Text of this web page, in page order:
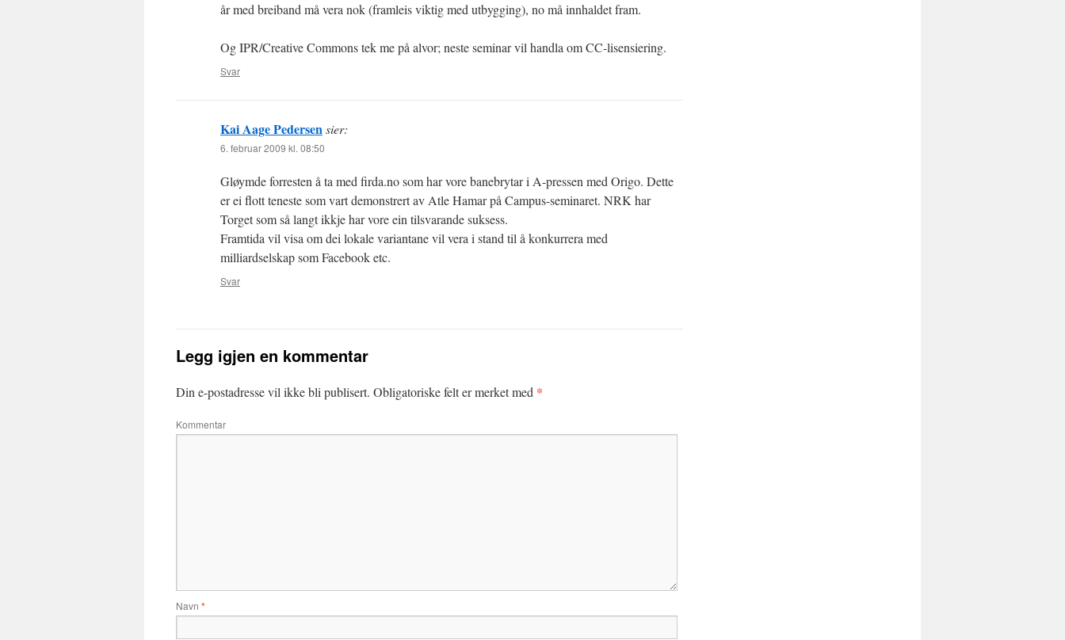
år med breiband må vera nok (framleis viktig med utbygging), no må innhaldet fram.
Og IPR/Creative Commons tek me på alvor; neste seminar vil handla om CC-lisensiering.
Svar
Kai Aage Pedersensier:
6. februar 2009 kl. 08:50
Gløymde forresten å ta med firda.no som har vore banebrytar i A-pressen med Origo. Dette
er ei flott teneste som vart demonstrert av Atle Hamar på Campus-seminaret. NRK har
Torget som så langt ikkje har vore ein tilsvarande suksess.
Framtida vil visa om dei lokale variantane vil vera i stand til å konkurrera med
milliardselskap som Facebook etc.
Svar
Legg igjen en kommentar
Din e-postadresse vil ikke bli publisert. Obligatoriske felt er merket med *
Kommentar
Navn *